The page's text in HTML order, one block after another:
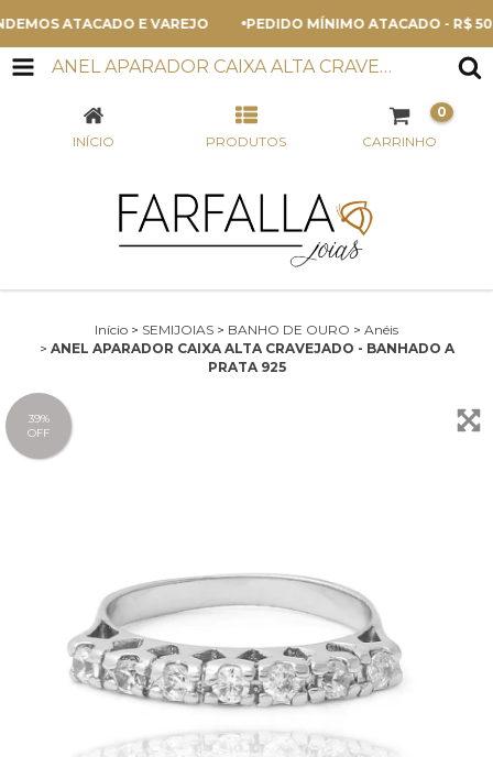
ATACADO E VAREJO PEDIDO MÍNIMO ATACADO - R$
ANEL APARADOR CAIXA ALTA CRAVEJADO - BANHADO A PRATA 925
INÍCIO PRODUTOS CARRINHO
0
Início > SEMIJOIAS > BANHO DE OURO > Anéis
> ANEL APARADOR CAIXA ALTA CRAVEJADO - BANHADO A
PRATA 925
39%
OFF